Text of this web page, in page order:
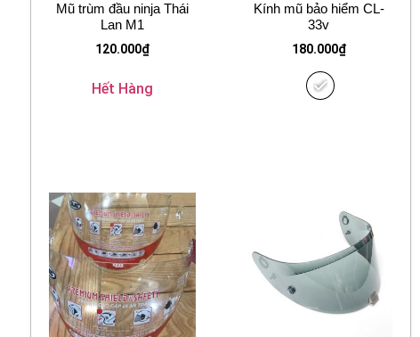
Mũ trùm đầu ninja Thái
Lan M1
120.000₫
Hết Hàng
Kính mũ bảo hiểm CL-
33v
180.000₫